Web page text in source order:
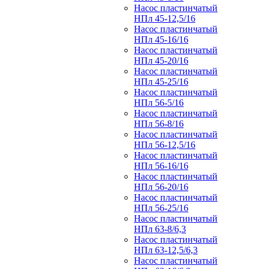
Насос пластинчатый
НПл 45-12,5/16
Насос пластинчатый
НПл 45-16/16
Насос пластинчатый
НПл 45-20/16
Насос пластинчатый
НПл 45-25/16
Насос пластинчатый
НПл 56-5/16
Насос пластинчатый
НПл 56-8/16
Насос пластинчатый
НПл 56-12,5/16
Насос пластинчатый
НПл 56-16/16
Насос пластинчатый
НПл 56-20/16
Насос пластинчатый
НПл 56-25/16
Насос пластинчатый
НПл 63-8/6,3
Насос пластинчатый
НПл 63-12,5/6,3
Насос пластинчатый